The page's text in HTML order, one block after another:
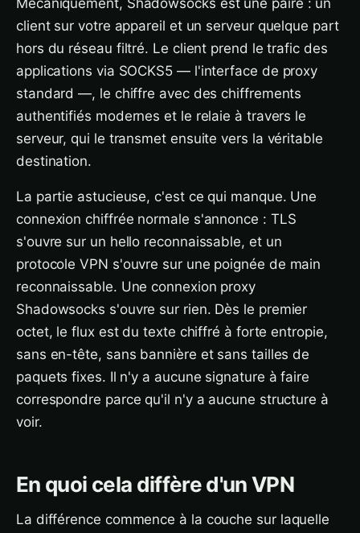
Mécaniquement, Shadowsocks est une paire : un
client sur votre appareil et un serveur quelque part
hors du réseau filtré. Le client prend le trafic des
applications via SOCKS5 — l'interface de proxy
standard —, le chiffre avec des chiffrements
authentifiés modernes et le relaie à travers le
serveur, qui le transmet ensuite vers la véritable
destination.
La partie astucieuse, c'est ce qui manque. Une
connexion chiffrée normale s'annonce : TLS
s'ouvre sur un hello reconnaissable, et un
protocole VPN s'ouvre sur une poignée de main
reconnaissable. Une connexion proxy
Shadowsocks s'ouvre sur rien. Dès le premier
octet, le flux est du texte chiffré à forte entropie,
sans en-tête, sans bannière et sans tailles de
paquets fixes. Il n'y a aucune signature à faire
correspondre parce qu'il n'y a aucune structure à
voir.
En quoi cela diffère d'un VPN
La différence commence à la couche sur laquelle